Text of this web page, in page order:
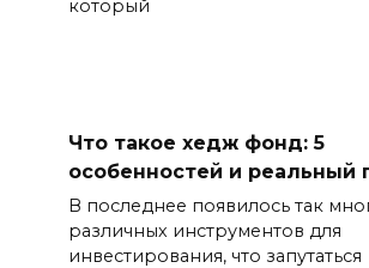
который
Что такое хедж фонд: 5
особенностей и реальный
В последнее появилось так
различных инструментов для
инвестирования, что запутаться